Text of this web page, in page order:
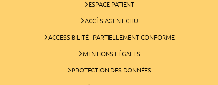
ESPACE PATIENT
ACCÈS AGENT CHU
ACCESSIBILITÉ : PARTIELLEMENT CONFORME
MENTIONS LÉGALES
PROTECTION DES DONNÉES